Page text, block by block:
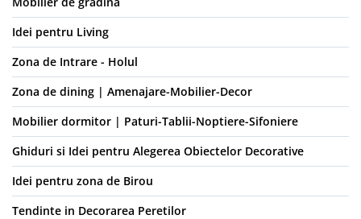
Idei pentru Living
Zona de Intrare - Holul
Zona de dining | Amenajare-Mobilier-Decor
Mobilier dormitor | Paturi-Tablii-Noptiere-Sifoniere
Ghiduri si Idei pentru Alegerea Obiectelor Decorative
Idei pentru zona de Birou
Tendinte in Decorarea Peretilor